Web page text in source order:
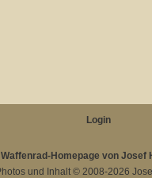
Login
Waffenrad-Homepage von Josef
und Inhalt © 2008-2026